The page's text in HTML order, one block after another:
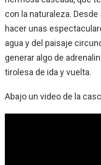
con la naturaleza.
hacer unas
agua y del paisaje
generar algo de
tirolesa de ida y vuelta.
Abajo un video de la